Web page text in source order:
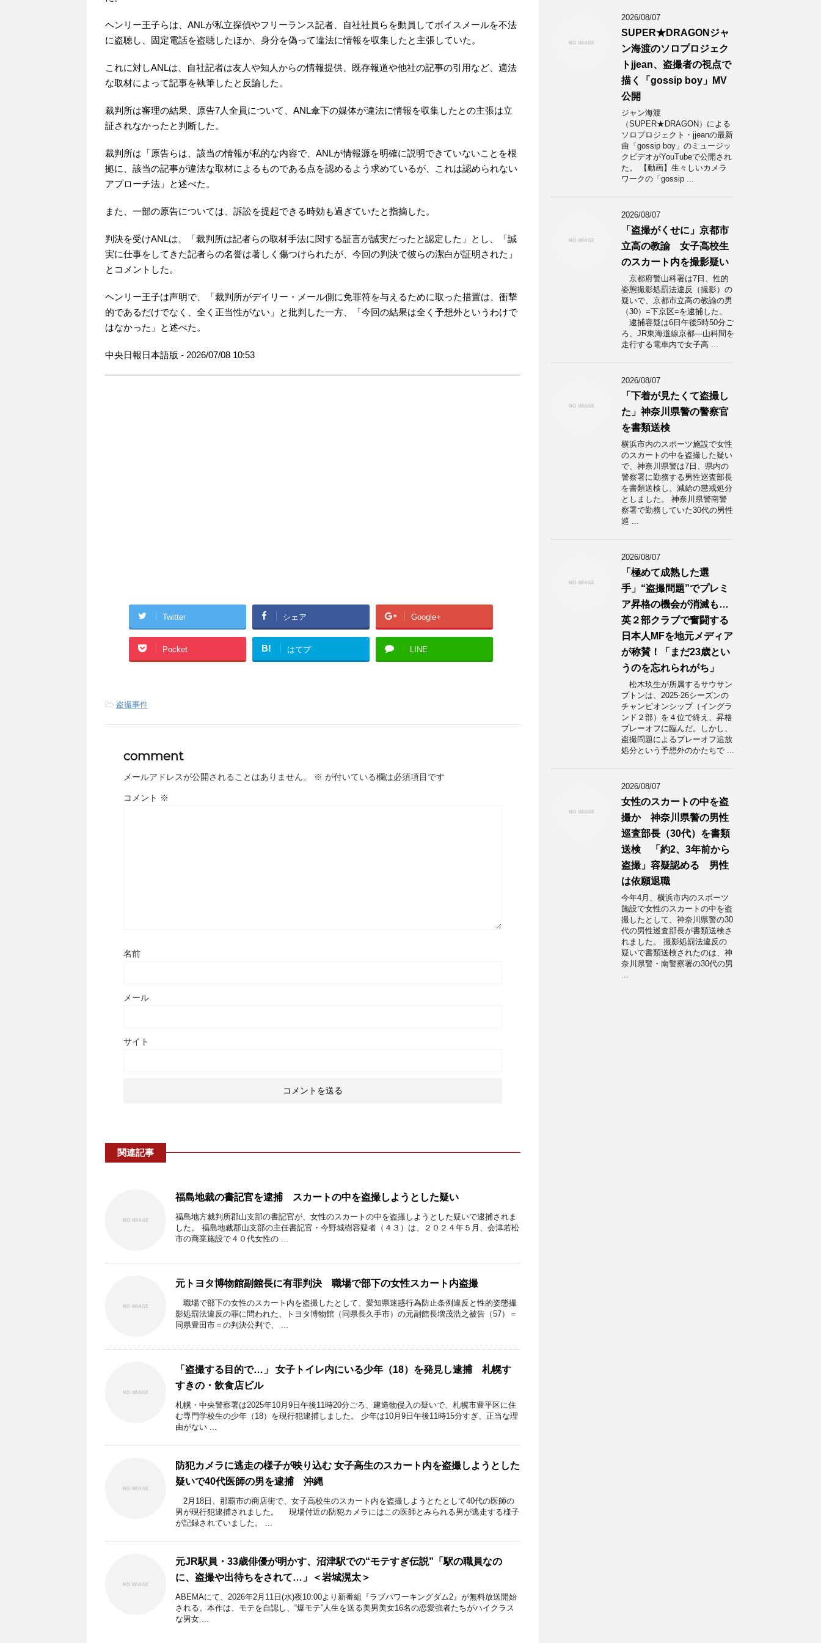
ヘンリー王子らは、ANLが私立探偵やフリーランス記者、自社社員らを動員してボイスメールを不法
に盗聴し、固定電話を盗聴したほか、身分を偽って違法に情報を収集したと主張していた。
これに対しANLは、自社記者は友人や知人からの情報提供、既存報道や他社の記事の引用など、適法
な取材によって記事を執筆したと反論した。
裁判所は審理の結果、原告7人全員について、ANL傘下の媒体が違法に情報を収集したとの主張は立
証されなかったと判断した。
裁判所は「原告らは、該当の情報が私的な内容で、ANLが情報源を明確に説明できていないことを根
拠に、該当の記事が違法な取材によるものである点を認めるよう求めているが、これは認められない
アプローチ法」と述べた。
また、一部の原告については、訴訟を提起できる時効も過ぎていたと指摘した。
判決を受けANLは、「裁判所は記者らの取材手法に関する証言が誠実だったと認定した」とし、「誠
実に仕事をしてきた記者らの名誉は著しく傷つけられたが、今回の判決で彼らの潔白が証明された」
とコメントした。
ヘンリー王子は声明で、「裁判所がデイリー・メール側に免罪符を与えるために取った措置は、衝撃
的であるだけでなく、全く正当性がない」と批判した一方、「今回の結果は全く予想外というわけで
はなかった」と述べた。
中央日報日本語版 - 2026/07/08 10:53
Twitter シェア Google+
Pocket B! はてブ LINE
-盗撮事件
comment
メールアドレスが公開されることはありません。 ※ が付いている欄は必須項目です
コメント ※
名前
メール
サイト
関連記事
福島地裁の書記官を逮捕 スカートの中を盗撮しようとした疑い
福島地方裁判所郡山支部の書記官が、女性のスカートの中を盗撮しようとした疑いで逮捕されま
した。 福島地裁郡山支部の主任書記官・今野城樹容疑者（４３）は、２０２４年５月、会津若松
市の商業施設で４０代女性の ...
元トヨタ博物館副館長に有罪判決 職場で部下の女性スカート内盗撮
職場で部下の女性のスカート内を盗撮したとして、愛知県迷惑行為防止条例違反と性的姿態撮
影処罰法違反の罪に問われた、トヨタ博物館（同県長久手市）の元副館長増茂浩之被告（57）＝
同県豊田市＝の判決公判で、 ...
「盗撮する目的で…」 女子トイレ内にいる少年（18）を発見し逮捕 札幌す
すきの・飲食店ビル
札幌・中央警察署は2025年10月9日午後11時20分ごろ、建造物侵入の疑いで、札幌市豊平区に住
む専門学校生の少年（18）を現行犯逮捕しました。 少年は10月9日午後11時15分すぎ、正当な理
由がない ...
防犯カメラに逃走の様子が映り込む 女子高生のスカート内を盗撮しようとした
疑いで40代医師の男を逮捕 沖縄
2月18日、那覇市の商店街で、女子高校生のスカート内を盗撮しようとたとして40代の医師の
男が現行犯逮捕されました。 現場付近の防犯カメラにはこの医師とみられる男が逃走する様子
が記録されていました。 ...
元JR駅員・33歳俳優が明かす、沼津駅での“モテすぎ伝説”「駅の職員なの
に、盗撮や出待ちをされて…」＜岩城滉太＞
ABEMAにて、2026年2月11日(水)夜10:00より新番組『ラブパワーキングダム2』が無料放送開始
される。本作は、モテを自認し、“爆モテ”人生を送る美男美女16名の恋愛強者たちがハイクラス
な男女 ...
2026/08/07
SUPER★DRAGONジャ
ン海渡のソロプロジェク
トjjean、盗撮者の視点で
描く「gossip boy」MV
公開
ジャン海渡
（SUPER★DRAGON）による
ソロプロジェクト・jjeanの最新
曲「gossip boy」のミュージッ
クビデオがYouTubeで公開され
た。 【動画】生々しいカメラ
ワークの「gossip ...
2026/08/07
「盗撮がくせに」京都市
立高の教諭 女子高校生
のスカート内を撮影疑い
京都府警山科署は7日、性的
姿態撮影処罰法違反（撮影）の
疑いで、京都市立高の教諭の男
（30）=下京区=を逮捕した。
逮捕容疑は6日午後5時50分ご
ろ、JR東海道線京都―山科間を
走行する電車内で女子高 ...
2026/08/07
「下着が見たくて盗撮し
た」神奈川県警の警察官
を書類送検
横浜市内のスポーツ施設で女性
のスカートの中を盗撮した疑い
で、神奈川県警は7日、県内の
警察署に勤務する男性巡査部長
を書類送検し、減給の懲戒処分
としました。 神奈川県警南警
察署で勤務していた30代の男性
巡 ...
2026/08/07
「極めて成熟した選
手」“盗撮問題”でプレミ
ア昇格の機会が消滅も…
英２部クラブで奮闘する
日本人MFを地元メディア
が称賛！「まだ23歳とい
うのを忘れられがち」
松木玖生が所属するサウサン
プトンは、2025-26シーズンの
チャンピオンシップ（イングラ
ンド２部）を４位で終え、昇格
プレーオフに臨んだ。しかし、
盗撮問題によるプレーオフ追放
処分という予想外のかたちで ...
2026/08/07
女性のスカートの中を盗
撮か 神奈川県警の男性
巡査部長（30代）を書類
送検 「約2、3年前から
盗撮」容疑認める 男性
は依願退職
今年4月、横浜市内のスポーツ
施設で女性のスカートの中を盗
撮したとして、神奈川県警の30
代の男性巡査部長が書類送検さ
れました。 撮影処罰法違反の
疑いで書類送検されたのは、神
奈川県警・南警察署の30代の男
...